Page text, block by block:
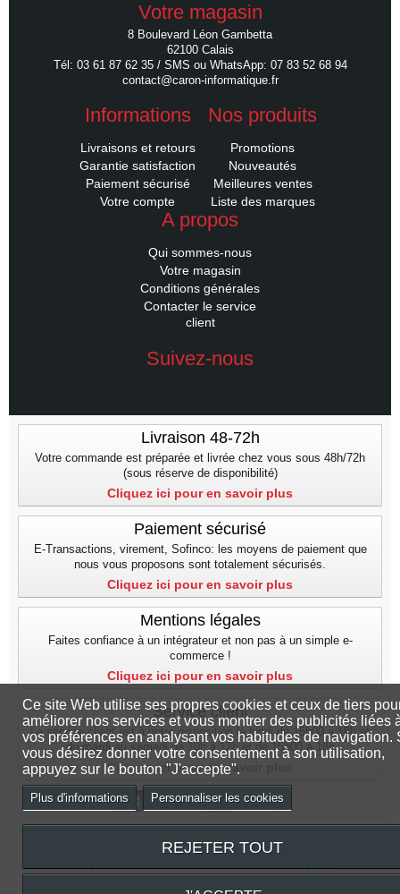
Votre magasin
8 Boulevard Léon Gambetta
62100 Calais
Tél: 03 61 87 62 35 / SMS ou WhatsApp: 07 83 52 68 94
contact@caron-informatique.fr
Informations
Livraisons et retours
Garantie satisfaction
Paiement sécurisé
Votre compte
Nos produits
Promotions
Nouveautés
Meilleures ventes
Liste des marques
A propos
Qui sommes-nous
Votre magasin
Conditions générales
Contacter le service
client
Suivez-nous
Livraison 48-72h
Votre commande est préparée et livrée chez vous sous 48h/72h
(sous réserve de disponibilité)
Cliquez ici pour en savoir plus
Paiement sécurisé
E-Transactions, virement, Sofinco: les moyens de paiement que
nous vous proposons sont totalement sécurisés.
Cliquez ici pour en savoir plus
Mentions légales
Faites confiance à un intégrateur et non pas à un simple e-
commerce !
Cliquez ici pour en savoir plus
Service client
Le service client est à votre disposition le lundi de 15h00 à 18h et
du mardi au samedi de 10h à 12h et de 15h00 a 18h
Cliquez ici pour en savoir plus
Ce site Web utilise ses propres cookies et ceux de tiers
améliorer nos services et vous montrer des publicités liées
vos préférences en analysant vos habitudes de navigation.
vous désirez donner votre consentement à son utilisation,
appuyez sur le bouton "J'accepte".
Plus d'informations Personnaliser les cookies
REJETER TOUT